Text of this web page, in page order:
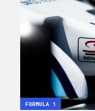
FORMULA 1